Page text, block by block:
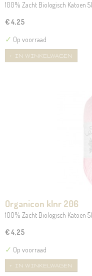
100% Zacht Biologisch Katoen
€ 4,25
✓ Op voorraad
IN WINKELWAGEN
Organicon klnr 206
100% Zacht Biologisch Katoen
€ 4,25
✓ Op voorraad
IN WINKELWAGEN